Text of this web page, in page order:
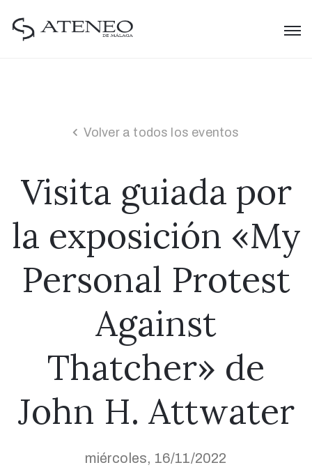
Volver a todos los eventos
Visita guiada por
la exposición «My
Personal Protest
Against
Thatcher» de
John H. Attwater
miércoles, 16/11/2022